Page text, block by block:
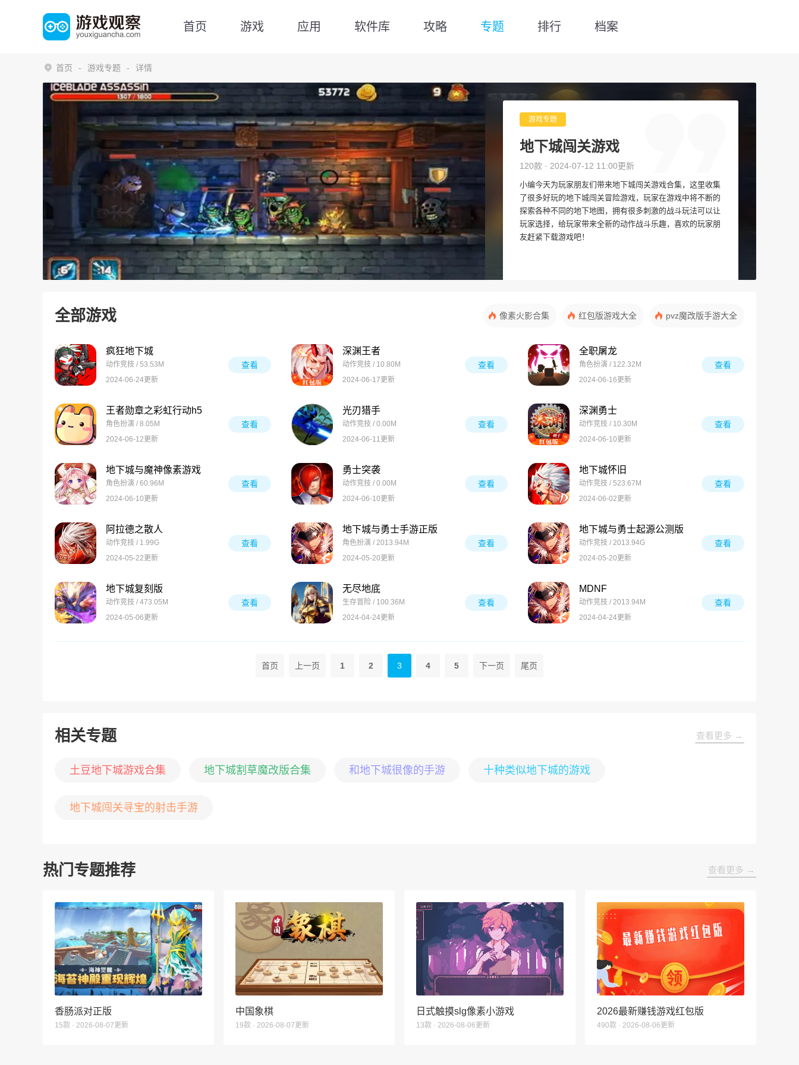
首页 游戏 应用 软件库 攻略 专题 排行 档案
首页 游戏专题 详情
游戏专题
地下城闯关游戏
120款 · 2024-07-12 11:00更新
小编今天为玩家朋友们带来地下城闯关游戏合集，这里收集
了很多好玩的地下城闯关冒险游戏，玩家在游戏中将不断的
探索各种不同的地下地图，拥有很多刺激的战斗玩法可以让
玩家选择，给玩家带来全新的动作战斗乐趣，喜欢的玩家朋
友赶紧下载游戏吧！
全部游戏 像素火影合集 红包版游戏大全 pvz魔改版手游大全
疯狂地下城
动作竞技 / 53.53M
2024-06-24更新
查看
深渊王者
动作竞技 / 10.80M
2024-06-17更新
查看
全职屠龙
角色扮演 / 122.32M
2024-06-16更新
查看
王者勋章之彩虹行动h5
角色扮演 / 8.05M
2024-06-12更新
查看
光刃猎手
动作竞技 / 0.00M
2024-06-11更新
查看
深渊勇士
动作竞技 / 10.30M
2024-06-10更新
查看
地下城与魔神像素游戏
角色扮演 / 60.96M
2024-06-10更新
查看
勇士突袭
动作竞技 / 0.00M
2024-06-10更新
查看
地下城怀旧
动作竞技 / 523.67M
2024-06-02更新
查看
阿拉德之散人
动作竞技 / 1.99G
2024-05-22更新
查看
地下城与勇士手游正版
角色扮演 / 2013.94M
2024-05-20更新
查看
地下城与勇士起源公测版
动作竞技 / 2013.94G
2024-05-20更新
查看
地下城复刻版
动作竞技 / 473.05M
2024-05-06更新
查看
无尽地底
生存冒险 / 100.36M
2024-04-24更新
查看
MDNF
动作竞技 / 2013.94M
2024-04-24更新
查看
首页 上一页 1 2 3 4 5 下一页 尾页
相关专题 查看更多 →
土豆地下城游戏合集 地下城割草魔改版合集 和地下城很像的手游 十种类似地下城的游戏
地下城闯关寻宝的射击手游
热门专题推荐 查看更多 →
香肠派对正版
15款 · 2026-08-07更新
中国象棋
19款 · 2026-08-07更新
日式触摸slg像素小游戏
13款 · 2026-08-06更新
2026最新赚钱游戏红包版
490款 · 2026-08-06更新